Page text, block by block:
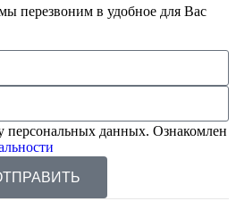
перезвоним в удобное для Вас
персональных данных. Ознакомлен